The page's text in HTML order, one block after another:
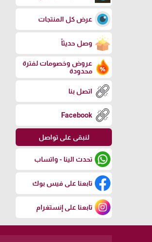
عرض كل المنتجات
وصل حديثاً
عروض وخصومات لفترة
محدودة
اتصل بنا
Facebook
لنبقى على تواصل
تحدث الينا - واتساب
تابعنا على فيس بوك
تابعنا على إنستغرام